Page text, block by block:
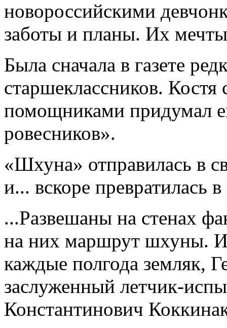
новороссийскими
заботы и планы. Их
Была сначала в газете
старшеклассников.
помощниками придумал
ровесников».
«Шхуна» отправилась в
и... вскоре
...Развешаны на стенах
на них маршрут шхуны.
каждые полгода земляк,
заслуженный летчик-
Константинович